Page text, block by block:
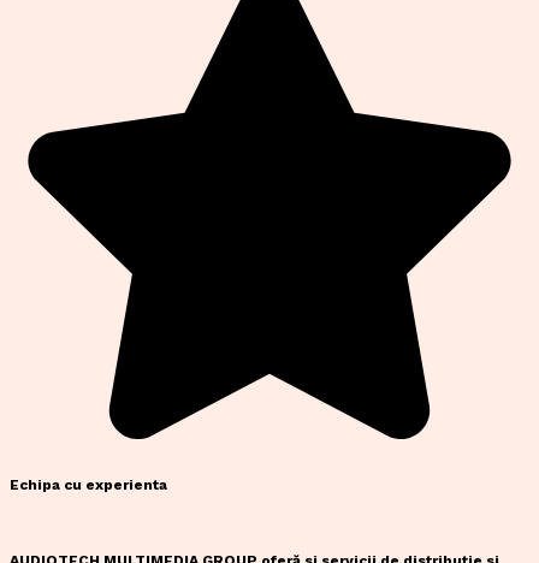
Echipa cu experienta